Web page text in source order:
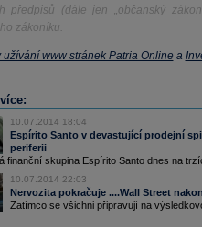
předpisů (dále jen „občanský
zákoníku.
užívání www stránek Patria Onlinea
10.07.2014 18:04
Espírito Santo v devastující prodejní
periferii
finanční skupina Espírito Santo dnes na
10.07.2014 22:03
Nervozita pokračuje ....Wall Street
Zatímco se všichni připravují na